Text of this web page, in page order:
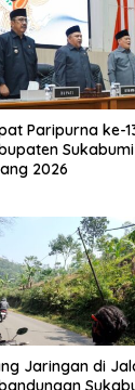
Paripurna ke-
2026
Jaringan di